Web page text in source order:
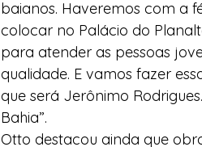
baianos. Haveremos com a
colocar no Palácio do
para atender as pessoas
qualidade. E vamos fazer
que será Jerônimo
Bahia”.
Otto destacou ainda que